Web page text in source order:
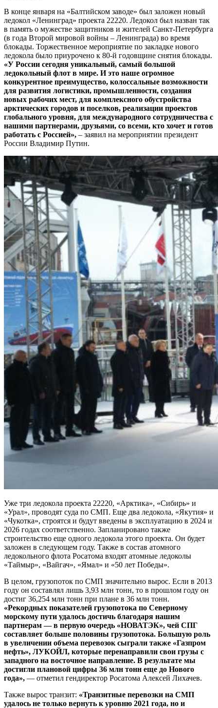
В конце января на «Балтийском заводе» был заложен новый
ледокол «Ленинград» проекта 22220. Ледокол был назван так
в память о мужестве защитников и жителей Санкт-Петербурга
(в года Второй мировой войны – Ленинграда) во время
блокады. Торжественное мероприятие по закладке нового
ледокола было приурочено к 80-й годовщине снятия блокады.
«У России сегодня уникальный, самый большой
ледокольный флот в мире. И это наше огромное
конкурентное преимущество, колоссальные возможности
для развития логистики, промышленности, создания
новых рабочих мест, для комплексного обустройства
арктических городов и поселков, реализации проектов
глобального уровня, для международного сотрудничества с
нашими партнерами, друзьями, со всеми, кто хочет и готов
работать с Россией», – заявил на мероприятии президент
России Владимир Путин.
Уже три ледокола проекта 22220, «Арктика», «Сибирь» и
«Урал», проводят суда по СМП. Еще два ледокола, «Якутия» и
«Чукотка», строятся и будут введены в эксплуатацию в 2024 и
2026 годах соответственно. Запланировано также
строительство еще одного ледокола этого проекта. Он будет
заложен в следующем году. Также в состав атомного
ледокольного флота Росатома входят атомные ледоколы
«Таймыр», «Вайгач», «Ямал» и «50 лет Победы».
В целом, грузопоток по СМП значительно вырос. Если в 2013
году он составлял лишь 3,93 млн тонн, то в прошлом году он
достиг 36,254 млн тонн при плане в 36 млн тонн.
«Рекордных показателей грузопотока по Северному
морскому пути удалось достичь благодаря нашим
партнерам — в первую очередь «НОВАТЭК», чей СПГ
составляет больше половины грузопотока. Большую роль
в увеличении объема перевозок сыграли также «Газпром
нефть», ЛУКОЙЛ, которые перенаправили свои грузы с
западного на восточное направление. В результате мы
достигли плановой цифры 36 млн тонн еще до Нового
года», — отметил гендиректор Росатома Алексей Лихачев.
Также вырос транзит: «Транзитные перевозки на СМП
удалось не только вернуть к уровню 2021 года, но и